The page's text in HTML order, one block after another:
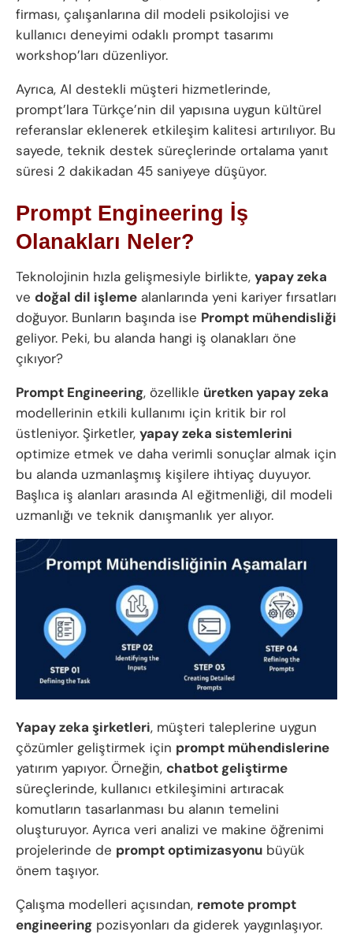
firması, çalışanlarına dil modeli psikolojisi ve
kullanıcı deneyimi odaklı prompt tasarımı
workshop’ları düzenliyor.
Ayrıca, AI destekli müşteri hizmetlerinde,
prompt’lara Türkçe’nin dil yapısına uygun kültürel
referanslar eklenerek etkileşim kalitesi artırılıyor. Bu
sayede, teknik destek süreçlerinde ortalama yanıt
süresi 2 dakikadan 45 saniyeye düşüyor.
Prompt Engineering İş
Olanakları Neler?
Teknolojinin hızla gelişmesiyle birlikte, yapay zeka
ve doğal dil işleme alanlarında yeni kariyer fırsatları
doğuyor. Bunların başında ise Prompt mühendisliği
geliyor. Peki, bu alanda hangi iş olanakları öne
çıkıyor?
Prompt Engineering, özellikle üretken yapay zeka
modellerinin etkili kullanımı için kritik bir rol
üstleniyor. Şirketler, yapay zeka sistemlerini
optimize etmek ve daha verimli sonuçlar almak için
bu alanda uzmanlaşmış kişilere ihtiyaç duyuyor.
Başlıca iş alanları arasında AI eğitmenliği, dil modeli
uzmanlığı ve teknik danışmanlık yer alıyor.
Yapay zeka şirketleri, müşteri taleplerine uygun
çözümler geliştirmek için prompt mühendislerine
yatırım yapıyor. Örneğin, chatbot geliştirme
süreçlerinde, kullanıcı etkileşimini artıracak
komutların tasarlanması bu alanın temelini
oluşturuyor. Ayrıca veri analizi ve makine öğrenimi
projelerinde de prompt optimizasyonu büyük
önem taşıyor.
Çalışma modelleri açısından, remote prompt
engineering pozisyonları da giderek yaygınlaşıyor.